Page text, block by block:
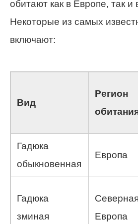
обитают как в Европе, так и
Некоторые из самых
включают:
Вид
Регион
Гадюка
обыкновенная
Европа
Гадюка
зминая
Северная
Европа